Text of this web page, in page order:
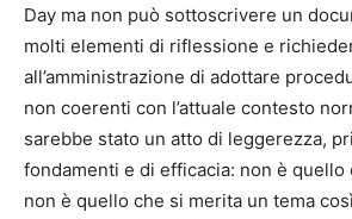
Day ma non può sottoscrivere un
molti elementi di riflessione e
all’amministrazione di adottare
non coerenti con l’attuale contesto
sarebbe stato un atto di leggerezza,
fondamenti e di efficacia: non è quello
non è quello che si merita un tema